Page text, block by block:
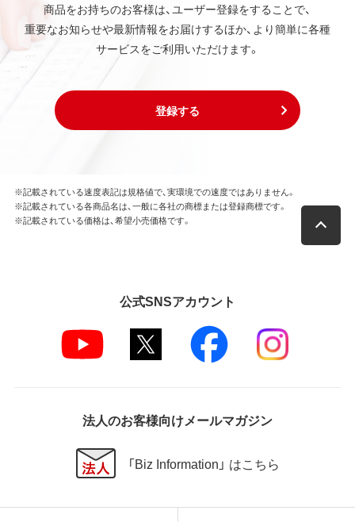
商品をお持ちのお客様は、ユーザー登録をすることで、
重要なお知らせや最新情報をお届けするほか、より簡単に各種
サービスをご利用いただけます。
登録する
※記載されている速度表記は規格値で、実環境での速度ではありません。
※記載されている各商品名は、一般に各社の商標または登録商標です。
※記載されている価格は、希望小売価格です。
公式SNSアカウント
法人のお客様向けメールマガジン
「Biz Information」 はこちら